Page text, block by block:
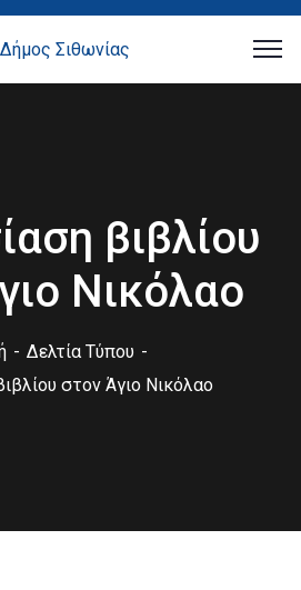
βιβλίου
Νικόλαο
Δελτία Τύπου
στον Άγιο Νικόλαο